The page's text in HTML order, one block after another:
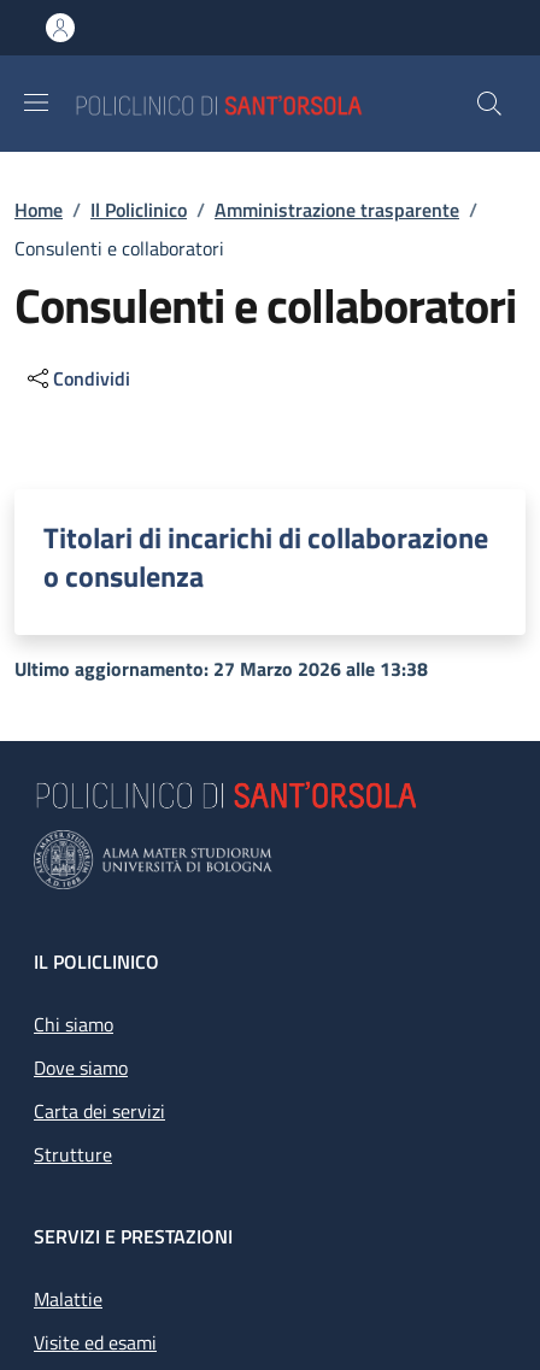
al contenuto principale
to footer content
Briciole di pane
Home / Il Policlinico / Amministrazione trasparente /
Consulenti e collaboratori
Consulenti e collaboratori
Condividi
Titolari di incarichi di collaborazione
o consulenza
Ultimo aggiornamento: 27 Marzo 2026 alle 13:38
Footer
IL POLICLINICO
Chi siamo
Dove siamo
Carta dei servizi
Strutture
SERVIZI E PRESTAZIONI
Malattie
Visite ed esami